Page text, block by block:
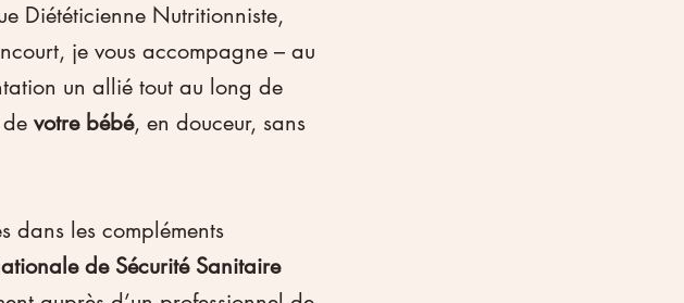
Diététicienne Nutritionniste,
je vous accompagne – au
un allié tout au long de
votre bébé, en douceur, sans
dans les compléments
de Sécurité Sanitaire